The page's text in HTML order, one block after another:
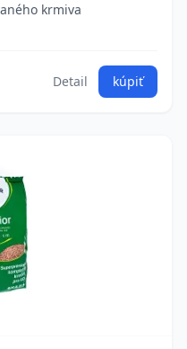
krmiva
Detail kúpiť